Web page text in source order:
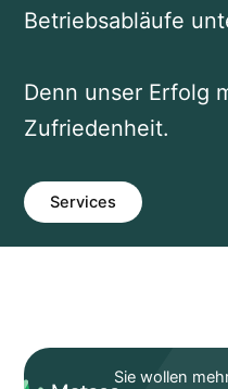
Betriebsabläufe
Denn unser Erfolg
Zufriedenheit.
Services
Sie wollen